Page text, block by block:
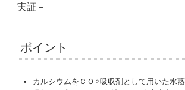
実証－
ポイント
カルシウムをＣＯ ２ 吸収剤として用いた水